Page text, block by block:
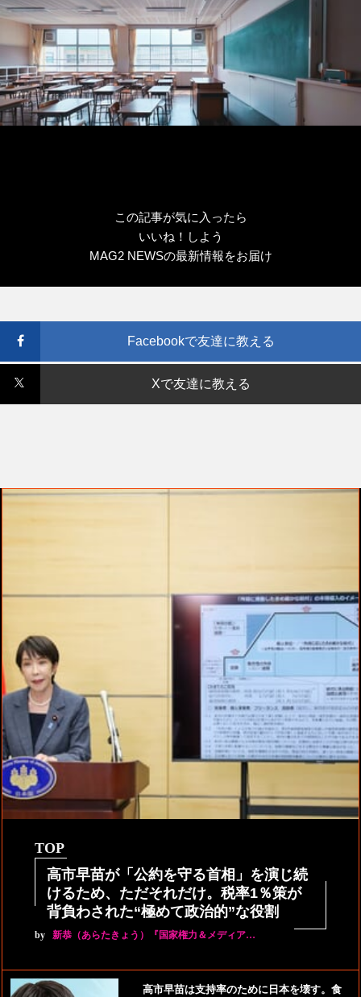
この記事が気に入ったら
いいね！しよう
MAG2 NEWSの最新情報をお届け
Facebookで友達に教える
Xで友達に教える
TOP
高市早苗が「公約を守る首相」を演じ続
けるため、ただそれだけ。税率1％策が
背負わされた“極めて政治的”な役割
by 新恭（あらたきょう）『国家権力＆メディア…
高市早苗は支持率のために日本を壊す。食